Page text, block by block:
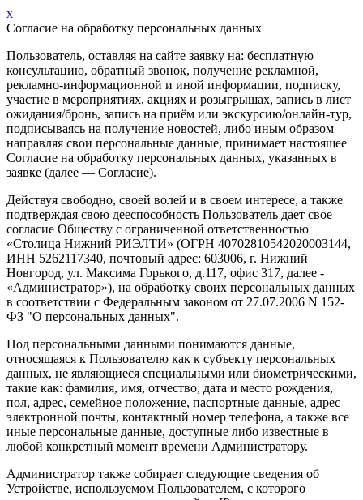
x
Согласие на обработку персональных данных
Пользователь, оставляя на сайте заявку на: бесплатную
консультацию, обратный звонок, получение рекламной,
рекламно-информационной и иной информации, подписку,
участие в мероприятиях, акциях и розыгрышах, запись в лист
ожидания/бронь, запись на приём или экскурсию/онлайн-тур,
подписываясь на получение новостей, либо иным образом
направляя свои персональные данные, принимает настоящее
Согласие на обработку персональных данных, указанных в
заявке (далее — Согласие).
Действуя свободно, своей волей и в своем интересе, а также
подтверждая свою дееспособность Пользователь дает свое
согласие Обществу с ограниченной ответственностью
«Столица Нижний РИЭЛТИ» (ОГРН 40702810542020003144,
ИНН 5262117340, почтовый адрес: 603006, г. Нижний
Новгород, ул. Максима Горького, д.117, офис 317, далее -
«Администратор»), на обработку своих персональных данных
в соответствии с Федеральным законом от 27.07.2006 N 152-
ФЗ "О персональных данных".
Под персональными данными понимаются данные,
относящаяся к Пользователю как к субъекту персональных
данных, не являющиеся специальными или биометрическими,
такие как: фамилия, имя, отчество, дата и место рождения,
пол, адрес, семейное положение, паспортные данные, адрес
электронной почты, контактный номер телефона, а также все
иные персональные данные, доступные либо известные в
любой конкретный момент времени Администратору.
Администратор также собирает следующие сведения об
Устройстве, используемом Пользователем, с которого